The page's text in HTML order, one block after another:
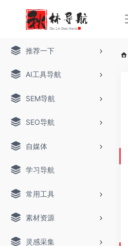
推荐一下
AI工具导航
SEM导航
SEO导航
自媒体
学习导航
常用工具
素材资源
灵感采集